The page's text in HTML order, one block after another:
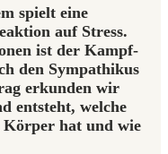
spielt eine
auf Stress.
ist der Kampf-
den Sympathikus
erkunden wir
entsteht, welche
Körper hat und wie